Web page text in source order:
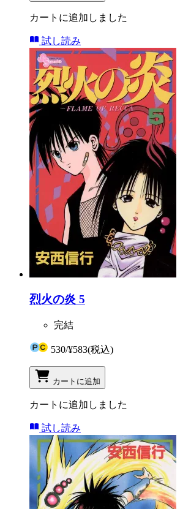
カートに追加しました
試し読み
烈火の炎 5
完結
530/¥583(税込)
カートに追加
カートに追加しました
試し読み